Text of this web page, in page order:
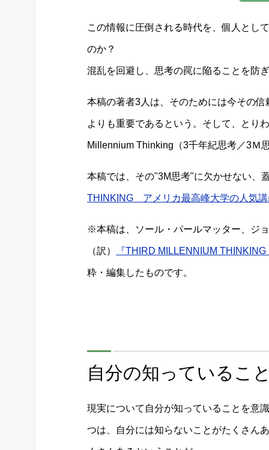
この情報に圧倒される時代を、個人とし
のか？
混乱を回避し、思考の罠に陥ることを
本稿の著者3人は、そのためには今その
よりも重要であるという。そして、とり
Millennium Thinking（3千年紀思考／3Ｍ
本稿では、その"3M思考"に欠かせない、
THINKING アメリカ最高峰大学の人気
※本稿は、ソール・パールマッター、ジ
（訳） 『THIRD MILLENNIUM
粋・編集したものです。
自分の知っているこ
現実について自分が知っていることを意
つは、自分には知らないことがたくさん